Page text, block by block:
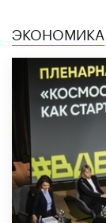
ЭКОНОМИКА